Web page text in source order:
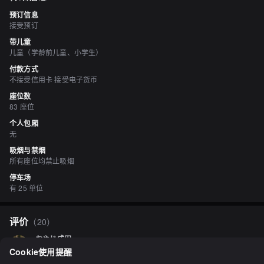
预订信息
接受预订
带儿童
儿童（学龄前儿童、小学生）
付款方式
不接受信用卡 接受电子货币
座位数
83 座位
个人包厢
无
吸烟与禁烟
所有座位均禁止吸烟
停车场
有 25 单位
评价（20）
おやじ成田
今天是我连续假期的第二天！大约早上4点半醒来了！看了大家的口碑
Cookie使用提醒